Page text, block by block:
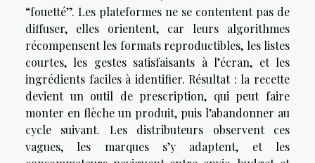
“fouetté”. Les plateformes ne se contentent pas de
diffuser, elles orientent, car leurs algorithmes
récompensent les formats reproductibles, les listes
courtes, les gestes satisfaisants à l’écran, et les
ingrédients faciles à identifier. Résultat : la recette
devient un outil de prescription, qui peut faire
monter en flèche un produit, puis l’abandonner au
cycle suivant. Les distributeurs observent ces
vagues, les marques s’y adaptent, et les